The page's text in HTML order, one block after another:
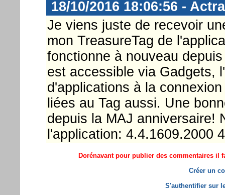
18/10/2016 18:06:56 -
Je viens juste de recevoir
mon TreasureTag de
fonctionne à nouveau
est accessible via Gadgets,
d'applications à la
liées au Tag aussi. Une
depuis la MAJ anniversaire!
l'application: 4.4.1609.2000
Dorénavant pour publier des commentaires il
Créer un
S'authentifier sur